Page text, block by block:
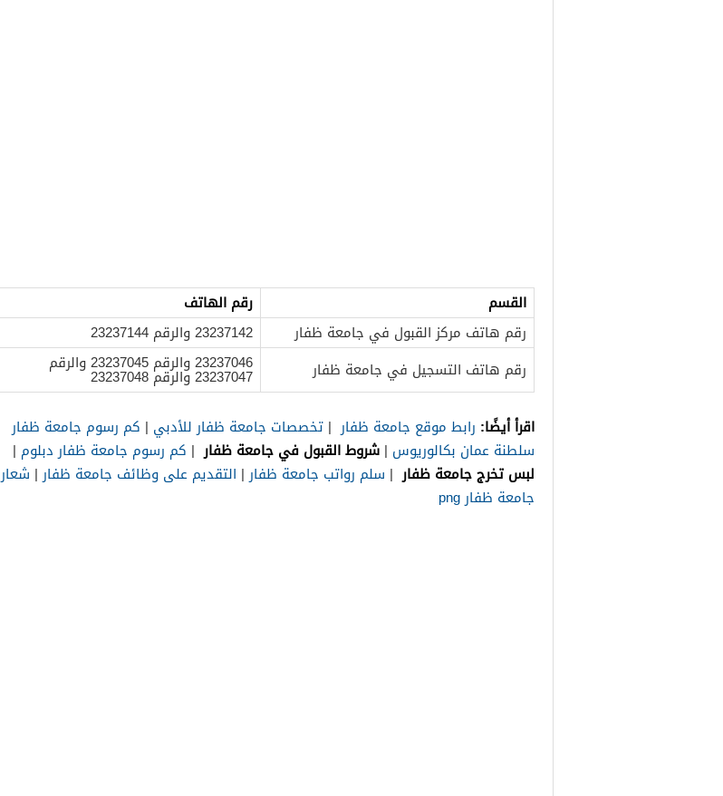
القسم
رقم الهاتف
رقم هاتف مركز القبول في جامعة ظفار
23237142 والرقم 23237144
رقم هاتف التسجيل في جامعة ظفار
23237046 والرقم 23237045 والرقم
23237047 والرقم 23237048
اقرأ أيضًا: رابط موقع جامعة ظفار | تخصصات جامعة ظفار للأدبي | كم رسوم جامعة ظفار
سلطنة عمان بكالوريوس | شروط القبول في جامعة ظفار | كم رسوم جامعة ظفار دبلوم |
لبس تخرج جامعة ظفار | سلم رواتب جامعة ظفار| التقديم على وظائف جامعة ظفار| شعار
جامعة ظفار png